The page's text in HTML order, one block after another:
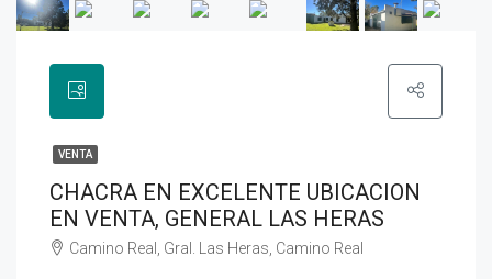
VENTA
CHACRA EN EXCELENTE UBICACION
EN VENTA, GENERAL LAS HERAS
Camino Real, Gral. Las Heras, Camino Real